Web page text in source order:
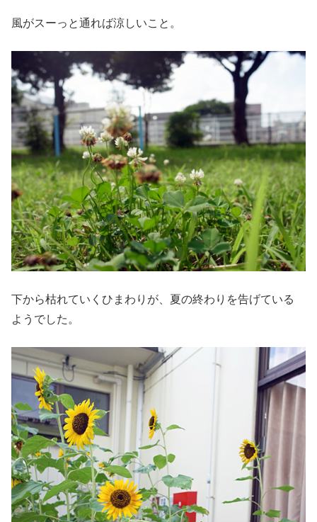
風がスーっと通れば涼しいこと。
下から枯れていくひまわりが、夏の終わりを告げている
ようでした。